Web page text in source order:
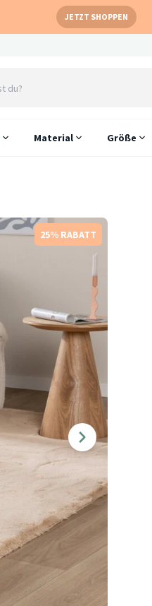
JETZT SHOPPEN
Material Größe
25% RABATT